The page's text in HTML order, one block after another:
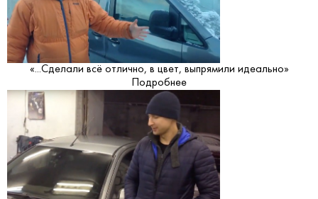
«...Сделали всё отлично, в цвет, выпрямили идеально»
Подробнее